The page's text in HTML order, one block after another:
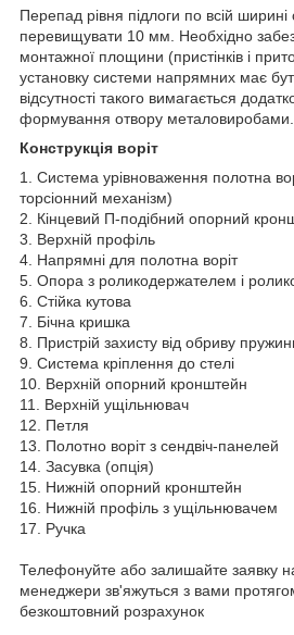
Перепад рівня підлоги по всій
перевищувати 10 мм. Необхідно
монтажної площини (пристінків і
установку системи напрямних має
відсутності такого вимагається
формування отвору металовиробами.
Конструкція воріт
1. Система урівноваження полотна
торсіонний механізм)
2. Кінцевий П-подібний опорний
3. Верхній профіль
4. Напрямні для полотна воріт
5. Опора з роликодержателем і
6. Стійка кутова
7. Бічна кришка
8. Пристрій захисту від обриву
9. Система кріплення до стелі
10. Верхній опорний кронштейн
11. Верхній ущільнювач
12. Петля
13. Полотно воріт з сендвіч-панелей
14. Засувка (опція)
15. Нижній опорний кронштейн
16. Нижній профіль з ущільнювачем
17. Ручка
Телефонуйте або залишайте заявку
менеджери зв'яжуться з вами
безкоштовний розрахунок